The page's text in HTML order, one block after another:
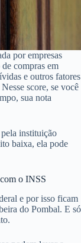
por empresas
compras em
e outros fatores
score, se você
sua nota
instituição
baixa, ela pode
o INSS
e por isso ficam
do Pombal. E só